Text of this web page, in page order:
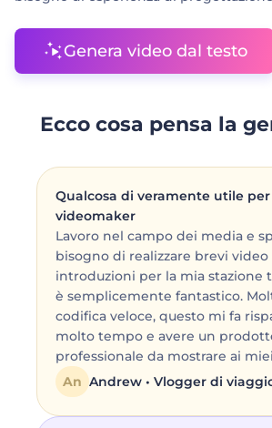
Genera video dal testo
Ecco cosa pensa la
Qualcosa di veramente utile per
videomaker
Lavoro nel campo dei media e
bisogno di realizzare brevi video
introduzioni per la mia stazione
è semplicemente fantastico.
codifica veloce, questo mi fa
molto tempo e avere un
professionale da mostrare ai
An Andrew • Vlogger di